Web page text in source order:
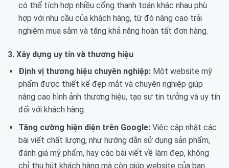
có thể tích hợp nhiều cổng thanh toán khác nhau phù
hợp với nhu cầu của khách hàng, từ đó nâng cao trải
nghiệm mua sắm và tăng khả năng hoàn tất đơn hàng.
3. Xây dựng uy tín và thương hiệu
Định vị thương hiệu chuyên nghiệp:Một website mỹ
phẩm được thiết kế đẹp mắt và chuyên nghiệp giúp
nâng cao hình ảnh thương hiệu, tạo sự tin tưởng và uy tín
đối với khách hàng.
Tăng cường hiện diện trên Google:Việc cập nhật các
bài viết chất lượng, như hướng dẫn sử dụng sản phẩm,
đánh giá mỹ phẩm, hay các bài viết về làm đẹp, không
chỉ thu hút khách hàng mà còn giúp website của bạn